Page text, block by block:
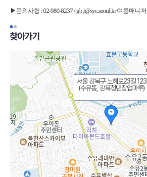
▶문의사항 : 02-980-8237 / gb.j@syc.seoul.kr 여름매니저
찾아가기
서울 강북구 노해로23길 123
(수유동, 강북청년창업마루)